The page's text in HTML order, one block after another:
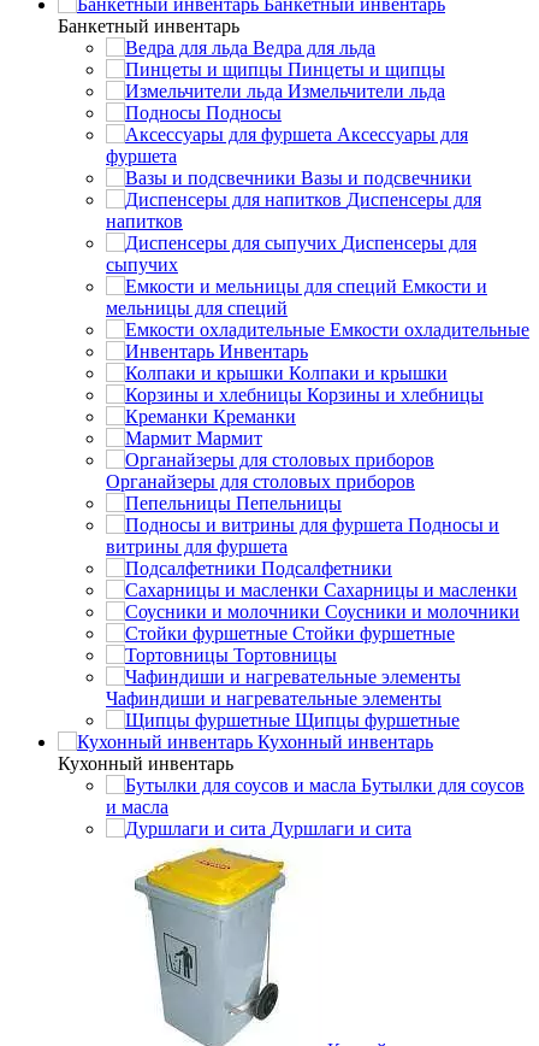
Банкетный инвентарь
Ведра для льда
Пинцеты и щипцы
Измельчители льда
Подносы
Аксессуары для
фуршета
Вазы и подсвечники
Диспенсеры для
напитков
Диспенсеры для
сыпучих
Емкости и
мельницы для специй
Емкости охладительные
Инвентарь
Колпаки и крышки
Корзины и хлебницы
Креманки
Мармит
Органайзеры для столовых приборов
Пепельницы
Подносы и
витрины для фуршета
Подсалфетники
Сахарницы и масленки
Соусники и молочники
Стойки фуршетные
Тортовницы
Чафиндиши и нагревательные элементы
Щипцы фуршетные
Кухонный инвентарь
Кухонный инвентарь
Бутылки для соусов
и масла
Дуршлаги и сита